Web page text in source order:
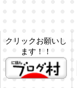
クリックお願いし
ます！！